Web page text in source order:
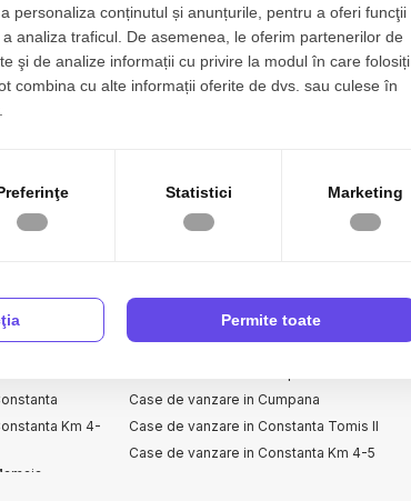
Km 4-
Case de vanzare
Case de vanzare in Constanta
Case de vanzare in Cumpana
Case de vanzare in Constanta Tomis II
Case de vanzare in Constanta Km 4-5
personaliza conținutul și anunțurile, pentru a oferi funcţii
analiza traficul. De asemenea, le oferim partenerilor de
şi de analize informații cu privire la modul în care folosiți
combina cu alte informații oferite de dvs. sau culese în
Statistici Marketing
Permite toate